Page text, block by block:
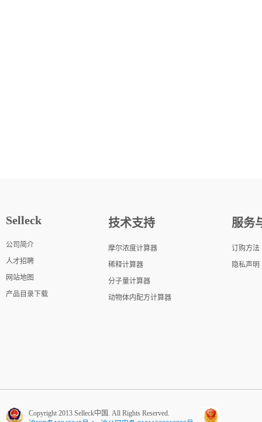
Selleck
公司简介
人才招聘
网站地图
产品目录下载
技术支持
摩尔浓度计算器
稀释计算器
分子量计算器
动物体内配方计算器
服务
订购方法
隐私声明
Copyright 2013 Selleck中国. All Rights Reserved.